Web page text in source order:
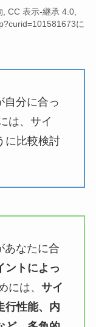
CC 表示-継承 4.0,
に
自分に合っ
は、サイ
に比較検討
あなたに合
ントによっ
には、 サイ
行性能、内